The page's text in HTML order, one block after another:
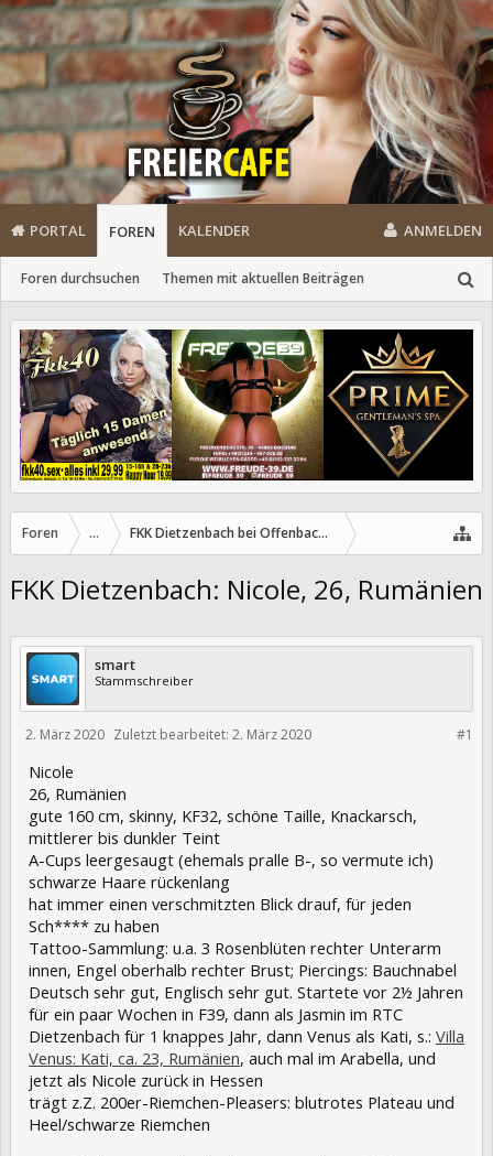
PORTAL FOREN
Foren durchsuchen Themen mit aktuellen Beiträgen
KALENDER ANMELDEN
Foren ... FKK Dietzenbach bei Offenbach/Hessen
FKK Dietzenbach: Nicole, 26, Rumänien
smart
Stammschreiber
#1
2. März 2020 Zuletzt bearbeitet: 2. März 2020
Nicole
26, Rumänien
gute 160 cm, skinny, KF32, schöne Taille, Knackarsch,
mittlerer bis dunkler Teint
A-Cups leergesaugt (ehemals pralle B-, so vermute ich)
schwarze Haare rückenlang
hat immer einen verschmitzten Blick drauf, für jeden
Sch**** zu haben
Tattoo-Sammlung: u.a. 3 Rosenblüten rechter Unterarm
innen, Engel oberhalb rechter Brust; Piercings: Bauchnabel
Deutsch sehr gut, Englisch sehr gut. Startete vor 2½ Jahren
für ein paar Wochen in F39, dann als Jasmin im RTC
Dietzenbach für 1 knappes Jahr, dann Venus als Kati, s.: Villa
Venus: Kati, ca. 23, Rumänien, auch mal im Arabella, und
jetzt als Nicole zurück in Hessen
trägt z.Z. 200er-Riemchen-Pleasers: blutrotes Plateau und
Heel/schwarze Riemchen